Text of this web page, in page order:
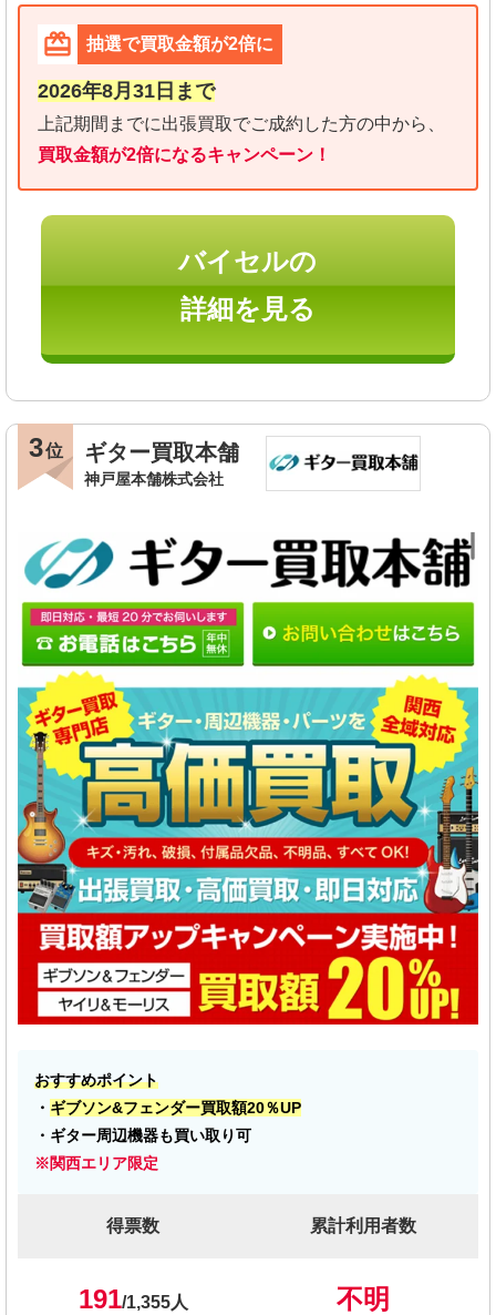
抽選で買取金額が2倍に
2026年8月31日まで
上記期間までに出張買取でご成約した方の中から、
買取金額が2倍になるキャンペーン！
バイセルの
詳細を見る
3 位 ギター買取本舗
神戸屋本舗株式会社
おすすめポイント
・ ギブソン&フェンダー買取額20％UP
・ギター周辺機器も買い取り可
※関西エリア限定
得票数 累計利用者数
191/1,355人 不明